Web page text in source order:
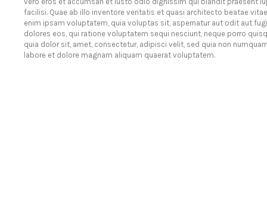
facilisi. Quae ab illo inventore veritatis et quasi architecto beatae
enim ipsam voluptatem, quia voluptas sit, aspernatur aut odit aut
dolores eos, qui ratione voluptatem sequi nesciunt, neque porro
quia dolor sit, amet, consectetur, adipisci velit, sed quia non
labore et dolore magnam aliquam quaerat voluptatem.